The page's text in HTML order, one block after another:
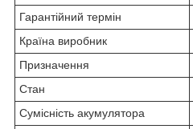
Гарантійний термін
Країна виробник
Призначення
Стан
Сумісність акумулятора